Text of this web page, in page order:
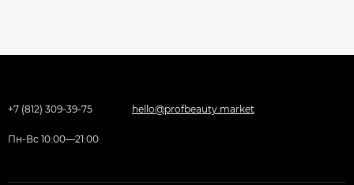
+7 (812) 309-39-75 hello@profbeauty.market
Пн-Вс 10:00—21:00